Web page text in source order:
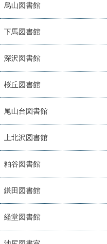
烏山図書館
下馬図書館
深沢図書館
桜丘図書館
尾山台図書館
上北沢図書館
粕谷図書館
鎌田図書館
経堂図書館